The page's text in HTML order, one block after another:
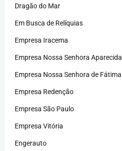
Dragão do Mar
Em Busca de Relíquias
Empresa Iracema
Empresa Nossa Senhora Aparecida
Empresa Nossa Senhora de Fátima
Empresa Redenção
Empresa São Paulo
Empresa Vitória
Engerauto